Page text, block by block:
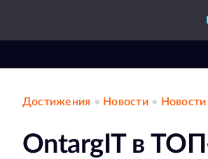
Достижения • Новости•
OntargIT в